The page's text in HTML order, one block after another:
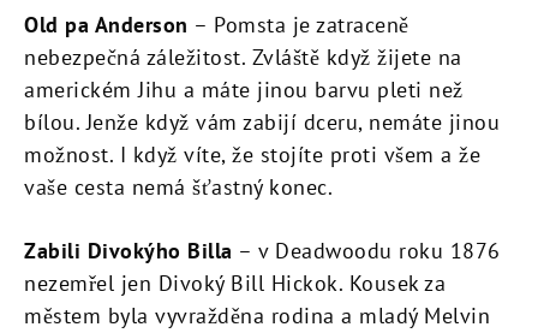
Old pa Anderson – Pomsta je zatraceně
nebezpečná záležitost. Zvláště když žijete na
americkém Jihu a máte jinou barvu pleti než
bílou. Jenže když vám zabijí dceru, nemáte jinou
možnost. I když víte, že stojíte proti všem a že
vaše cesta nemá šťastný konec.
Zabili Divokýho Billa – v Deadwoodu roku 1876
nezemřel jen Divoký Bill Hickok. Kousek za
městem byla vyvražděna rodina a mladý Melvin